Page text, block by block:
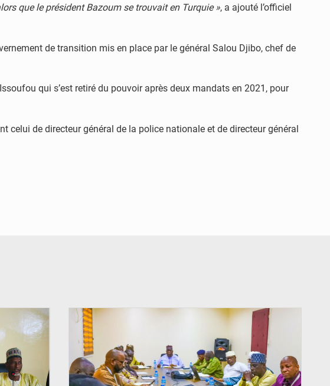
que le président Bazoum se trouvait en Turquie », a ajouté l’officiel
de transition mis en place par le général Salou Djibo, chef de
qui s’est retiré du pouvoir après deux mandats en 2021, pour
celui de directeur général de la police nationale et de directeur général